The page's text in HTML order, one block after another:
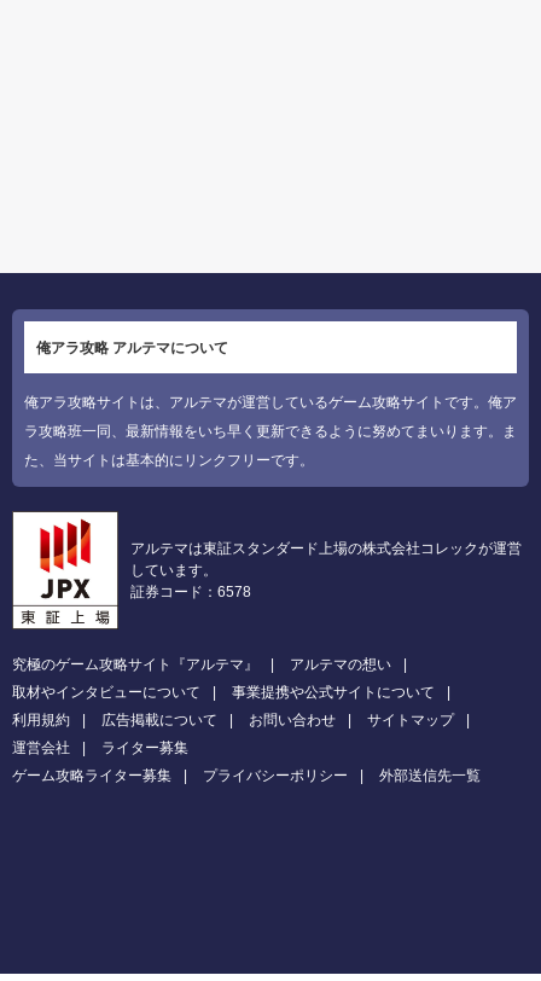
俺アラ攻略 アルテマについて
俺アラ攻略サイトは、アルテマが運営しているゲーム攻略サイトです。俺ア
ラ攻略班一同、最新情報をいち早く更新できるように努めてまいります。ま
た、当サイトは基本的にリンクフリーです。
アルテマは東証スタンダード上場の株式会社コレックが運営
しています。
証券コード：6578
究極のゲーム攻略サイト『アルテマ』
アルテマの想い
取材やインタビューについて
事業提携や公式サイトについて
利用規約
広告掲載について お問い合わせ
サイトマップ
運営会社
ライター募集
ゲーム攻略ライター募集
プライバシーポリシー 外部送信先一覧